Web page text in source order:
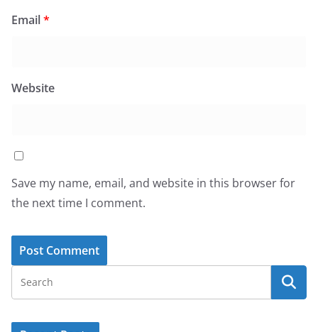
Email*
Website
Save my name, email, and website in this browser for
the next time I comment.